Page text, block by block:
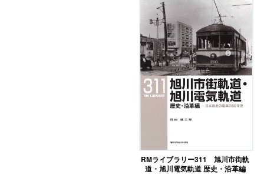
RMライブラリー311 旭川市街軌
道・旭川電気軌道 歴史・沿革編